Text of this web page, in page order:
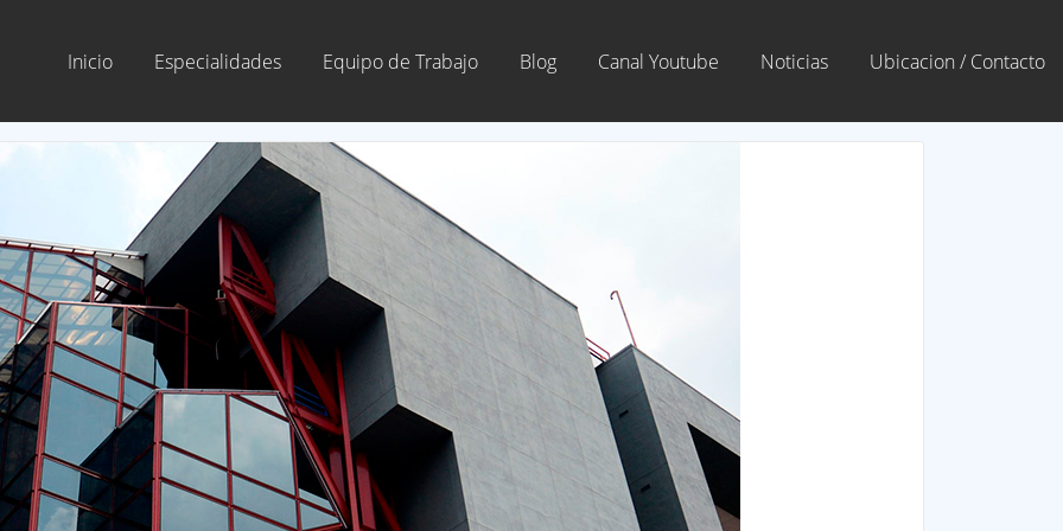
Inicio Especialidades Equipo de Trabajo Blog Canal Youtube Noticias Ubicacion / Contacto